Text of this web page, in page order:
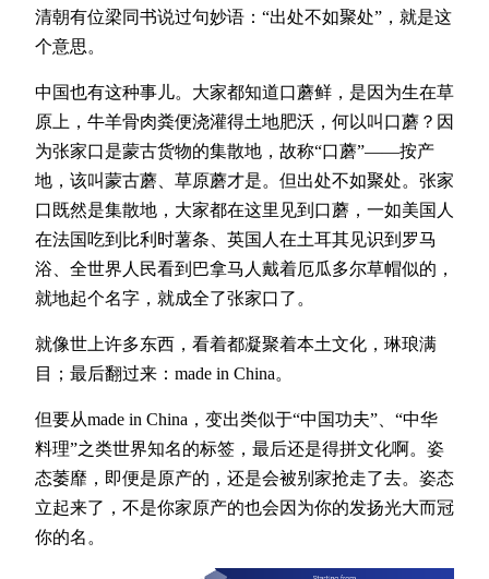
清朝有位梁同书说过句妙语：‌‌“出处不如聚处‌‌”，就是这
个意思。
中国也有这种事儿。大家都知道口蘑鲜，是因为生在草
原上，牛羊骨肉粪便浇灌得土地肥沃，何以叫口蘑？因
为张家口是蒙古货物的集散地，故称‌‌“口蘑‌‌”——按产
地，该叫蒙古蘑、草原蘑才是。但出处不如聚处。张家
口既然是集散地，大家都在这里见到口蘑，一如美国人
在法国吃到比利时薯条、英国人在土耳其见识到罗马
浴、全世界人民看到巴拿马人戴着厄瓜多尔草帽似的，
就地起个名字，就成全了张家口了。
就像世上许多东西，看着都凝聚着本土文化，琳琅满
目；最后翻过来：made in China。
但要从made in China，变出类似于‌‌“中国功夫‌‌”、‌‌“中华
料理‌‌”之类世界知名的标签，最后还是得拼文化啊。姿
态萎靡，即便是原产的，还是会被别家抢走了去。姿态
立起来了，不是你家原产的也会因为你的发扬光大而冠
你的名。